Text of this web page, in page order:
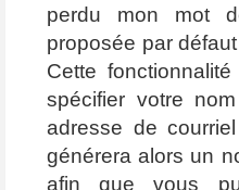
perdu mon mot
proposée par
Cette
spécifier votre
adresse de
générera alors un
afin que vous